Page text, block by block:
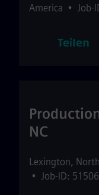
America • Job-
Teilen
NC
Lexington,
• Job-ID: